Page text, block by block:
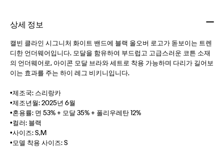
상세 정보
캘빈 클라인 시그니처 화이트 밴드에 블랙 올오버 로고가 돋보이는 트렌
디한 언더웨어입니다. 모달을 함유하여 부드럽고 고급스러운 코튼 소재
의 언더웨어로, 아이콘 모달 브라와 세트로 착용 가능하며 다리가 길어보
이는 효과를 주는 하이 레그 비키니입니다.
•제조국: 스리랑카
•제조년월: 2025년 6월
•혼용률: 면 53% + 모달 35% + 폴리우레탄 12%
•컬러: 블랙
•사이즈: S,M
•모델 착용 사이즈: S